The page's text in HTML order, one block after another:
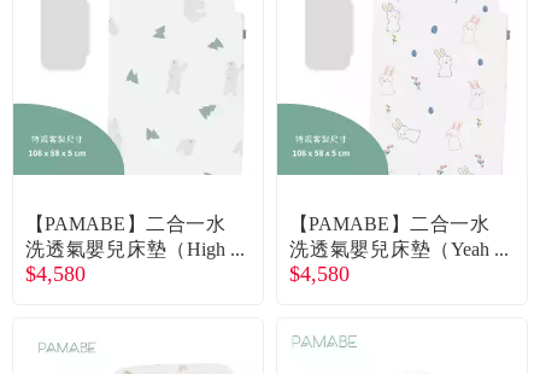
【PAMABE】二合一水
洗透氣嬰兒床墊（High
Five北極熊）108x58x5c
$4,580
【PAMABE】二合一水
洗透氣嬰兒床墊（Yeah
柔軟小兔）108x58x5cm
$4,580